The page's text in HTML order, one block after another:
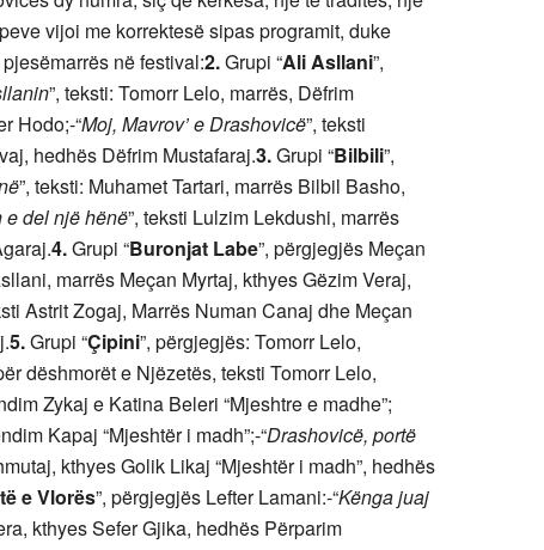
vijoi me korrektesë sipas programit, duke
në festival:2.Grupi “Ali Asllani”,
”, teksti: Tomorr Lelo, marrës, Dëfrim
Hodo;-“Moj, Mavrov’ e Drashovicë”, teksti
hedhës Dëfrim Mustafaraj.3.Grupi “Bilbili”,
”, teksti: Muhamet Tartari, marrës Bilbil Basho,
e del një hënë”, teksti Lulzim Lekdushi, marrës
4.Grupi “Buronjat Labe”, përgjegjës Meçan
marrës Meçan Myrtaj, kthyes Gëzim Veraj,
Astrit Zogaj, Marrës Numan Canaj dhe Meçan
5.Grupi “Çipini”, përgjegjës: Tomorr Lelo,
dëshmorët e Njëzetës, teksti Tomorr Lelo,
Zykaj e Katina Beleri “Mjeshtre e madhe”;
Kapaj “Mjeshtër i madh”;-“Drashovicë, portë
kthyes Golik Likaj “Mjeshtër i madh”, hedhës
e Vlorës”, përgjegjës Lefter Lamani:-“Kënga juaj
kthyes Sefer Gjika, hedhës Përparim